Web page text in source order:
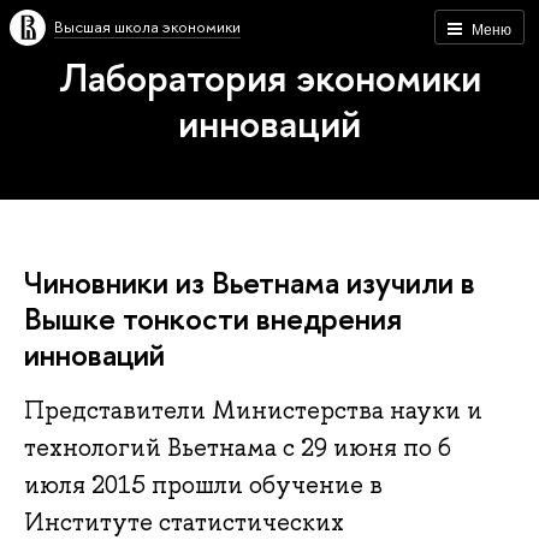
Меню
Высшая школа экономики
Лаборатория экономики
инноваций
Чиновники из Вьетнама изучили в
Вышке тонкости внедрения
инноваций
Представители Министерства науки и
технологий Вьетнама с 29 июня по 6
июля 2015 прошли обучение в
Институте статистических